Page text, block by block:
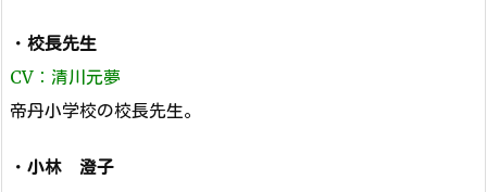
・ 校長先生
CV：清川元夢
帝丹小学校の校長先生。
・ 小林 澄子